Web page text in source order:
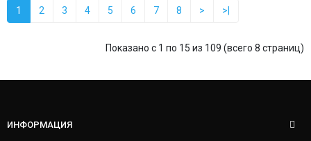
1 2 3 4 5 6 7 8 > >|
Показано с 1 по 15 из 109 (всего 8 страниц)
ИНФОРМАЦИЯ